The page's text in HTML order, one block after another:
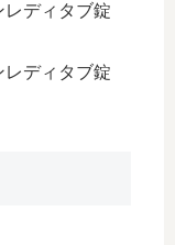
レディタブ錠
レディタブ錠